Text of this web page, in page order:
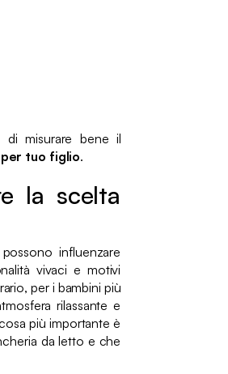
di misurare bene il
tuo figlio.
la scelta
possono influenzare
vivaci e motivi
per i bambini più
rilassante e
più importante è
da letto e che